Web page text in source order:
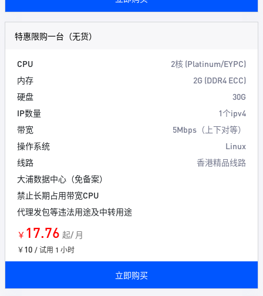
特惠限购一台（无货）
CPU
2核 (Platinum/EYPC)
内存
2G (DDR4 ECC)
硬盘
30G
IP数量
1个ipv4
带宽
5Mbps（上下对等）
操作系统
Linux
线路
香港精品线路
大浦数据中心（免备案）
禁止长期占用带宽CPU
代理发包等违法用途及中转用途
￥ 17.76 起/ 月
￥ 10 / 试用 1 小时
立即购买